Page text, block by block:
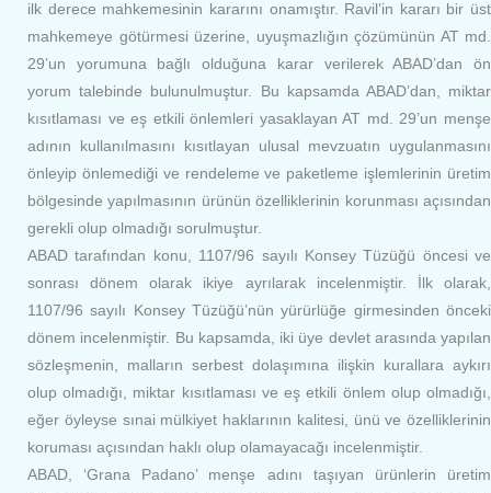
ilk derece mahkemesinin kararını onamıştır. Ravil’in kararı bir üst
mahkemeye götürmesi üzerine, uyuşmazlığın çözümünün AT md.
29’un yorumuna bağlı olduğuna karar verilerek ABAD’dan ön
yorum talebinde bulunulmuştur. Bu kapsamda ABAD’dan, miktar
kısıtlaması ve eş etkili önlemleri yasaklayan AT md. 29’un menşe
adının kullanılmasını kısıtlayan ulusal mevzuatın uygulanmasını
önleyip önlemediği ve rendeleme ve paketleme işlemlerinin üretim
bölgesinde yapılmasının ürünün özelliklerinin korunması açısından
gerekli olup olmadığı sorulmuştur.
ABAD tarafından konu, 1107/96 sayılı Konsey Tüzüğü öncesi ve
sonrası dönem olarak ikiye ayrılarak incelenmiştir. İlk olarak,
1107/96 sayılı Konsey Tüzüğü’nün yürürlüğe girmesinden önceki
dönem incelenmiştir. Bu kapsamda, iki üye devlet arasında yapılan
sözleşmenin, malların serbest dolaşımına ilişkin kurallara aykırı
olup olmadığı, miktar kısıtlaması ve eş etkili önlem olup olmadığı,
eğer öyleyse sınai mülkiyet haklarının kalitesi, ünü ve özelliklerinin
koruması açısından haklı olup olamayacağı incelenmiştir.
ABAD, ‘Grana Padano’ menşe adını taşıyan ürünlerin üretim